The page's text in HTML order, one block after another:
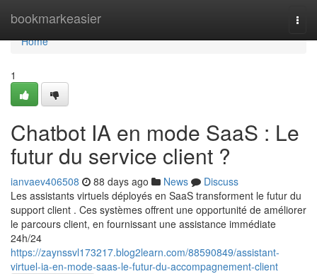
bookmarkeasier
Home
Home
1
Chatbot IA en mode SaaS : Le
futur du service client ?
ianvaev406508 88 days ago News
Discuss
Les assistants virtuels déployés en SaaS transforment le futur du
support client . Ces systèmes offrent une opportunité de améliorer
le parcours client, en fournissant une assistance immédiate
24h/24
https://zaynssvl173217.blog2learn.com/88590849/assistant-
virtuel-ia-en-mode-saas-le-futur-du-accompagnement-client